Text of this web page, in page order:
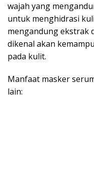
wajah yang
untuk menghidrasi
mengandung ekstrak
dikenal akan
pada kulit.
Manfaat masker
lain: